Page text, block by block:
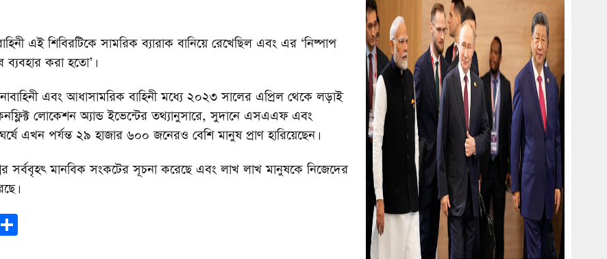
এই শিবিরটিকে সামরিক ব্যারাক বানিয়ে রেখেছিল এবং এর ‘নিষ্পাপ
ব্যবহার করা হতো’।
এবং আধাসামরিক বাহিনী মধ্যে ২০২৩ সালের এপ্রিল থেকে লড়াই
লোকেশন অ্যান্ড ইভেন্টের তথ্যানুসারে, সুদানে এসএএফ এবং
এখন পর্যন্ত ২৯ হাজার ৬০০ জনেরও বেশি মানুষ প্রাণ হারিয়েছেন।
সর্ববৃহৎ মানবিক সংকটের সূচনা করেছে এবং লাখ লাখ মানুষকে নিজেদের